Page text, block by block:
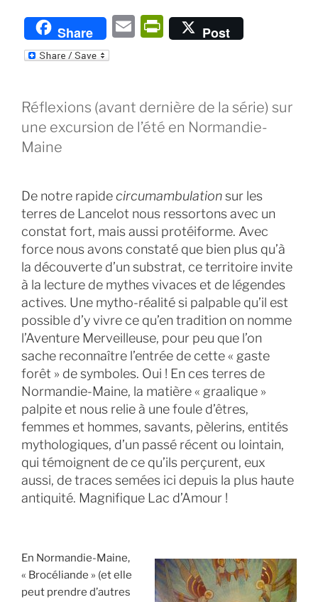
Share
E
P
ri
Fr
ie
n
Post
Réflexions (avant dernière de la série) sur
une excursion de l’été en Normandie-
Maine
De notre rapidecircumambulationsur les
terres de Lancelot nous ressortons avec un
constat fort, mais aussi protéiforme. Avec
force nous avons constaté que bien plus qu’à
la découverte d’un substrat, ce territoire invite
à la lecture de mythes vivaces et de légendes
actives. Une mytho-réalité si palpable qu’il est
possible d’y vivre ce qu’en tradition on nomme
l’Aventure Merveilleuse, pour peu que l’on
sache reconnaître l’entrée de cette « gaste
forêt » de symboles. Oui ! En ces terres de
Normandie-Maine, la matière « graalique »
palpite et nous relie à une foule d’êtres,
femmes et hommes, savants, pèlerins, entités
mythologiques, d’un passé récent ou lointain,
qui témoignent de ce qu’ils perçurent, eux
aussi, de traces semées ici depuis la plus haute
antiquité. Magnifique Lac d’Amour !
En Normandie-Maine,
« Brocéliande » (et elle
peut prendre d’autres